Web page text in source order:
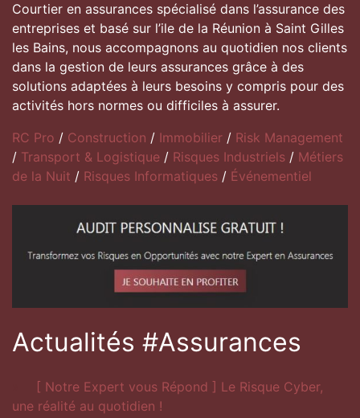
Courtier en assurances spécialisé dans l’assurance des
entreprises et basé sur l’ile de la Réunion à Saint Gilles
les Bains, nous accompagnons au quotidien nos clients
dans la gestion de leurs assurances grâce à des
solutions adaptées à leurs besoins y compris pour des
activités hors normes ou difficiles à assurer.
RC Pro / Construction / Immobilier / Risk Management
/ Transport & Logistique / Risques Industriels / Métiers
de la Nuit / Risques Informatiques / Événementiel
Actualités #Assurances
[ Notre Expert vous Répond ] Le Risque Cyber,
une réalité au quotidien !